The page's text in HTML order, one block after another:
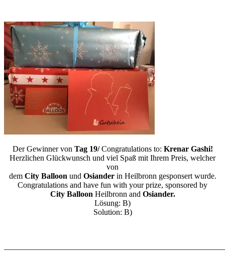
Der Gewinner von Tag 19/Congratulations to: Krenar Gashi!
Herzlichen Glückwunsch und viel Spaß mit Ihrem Preis, welcher
von
dem City Balloonund Osianderin Heilbronn gesponsert wurde.
Congratulations and have fun with your prize, sponsored by
City BalloonHeilbronn and Osiander.
Lösung: B)
Solution: B)